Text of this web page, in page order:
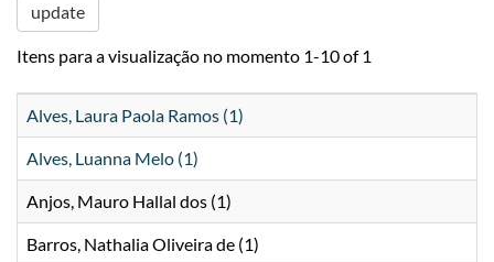
update
Itens para a visualização no momento 1-10 of 1
Alves, Laura Paola Ramos (1)
Alves, Luanna Melo (1)
Anjos, Mauro Hallal dos (1)
Barros, Nathalia Oliveira de (1)